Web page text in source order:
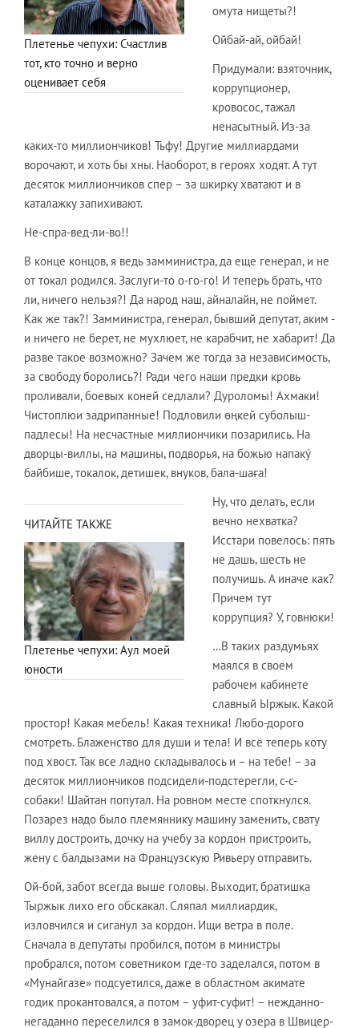
Плетенье чепухи: Счастлив
тот, кто точно и верно
оценивает себя
омута нищеты?!
Ойбай-ай, ойбай!
Придумали: взяточник,
коррупционер,
кровосос, тажал
ненасытный. Из-за
каких-то миллиончиков! Тьфу! Другие миллиардами
ворочают, и хоть бы хны. Наоборот, в героях ходят. А тут
десяток миллиончиков спер – за шкирку хватают и в
каталажку запихивают.
Не-спра-вед-ли-во!!
В конце концов, я ведь замминистра, да еще генерал, и не
от токал родился. Заслуги-то о-го-го! И теперь брать, что
ли, ничего нельзя?! Да народ наш, айналайн, не поймет.
Как же так?! Замминистра, генерал, бывший депутат, аким -
и ничего не берет, не мухлюет, не карабчит, не хабарит! Да
разве такое возможно? Зачем же тогда за независимость,
за свободу боролись?! Ради чего наши предки кровь
проливали, боевых коней седлали? Дуроломы! Ахмаки!
Чистоплюи задрипанные! Подловили өңкей суболыш-
падлесы! На несчастные миллиончики позарились. На
дворцы-виллы, на машины, подворья, на божью напакý
байбише, токалок, детишек, внуков, бала-шаға!
ЧИТАЙТЕ ТАКЖЕ
Плетенье чепухи: Аул моей
юности
Ну, что делать, если
вечно нехватка?
Исстари повелось: пять
не дашь, шесть не
получишь. А иначе как?
Причем тут
коррупция? У, говнюки!
…В таких раздумьях
маялся в своем
рабочем кабинете
славный Ыржык. Какой
простор! Какая мебель! Какая техника! Любо-дорого
смотреть. Блаженство для души и тела! И всё теперь коту
под хвост. Так все ладно складывалось и – на тебе! – за
десяток миллиончиков подсидели-подстерегли, с-с-
собаки! Шайтан попутал. На ровном месте споткнулся.
Позарез надо было племяннику машину заменить, свату
виллу достроить, дочку на учебу за кордон пристроить,
жену с балдызами на Французскую Ривьеру отправить.
Ой-бой, забот всегда выше головы. Выходит, братишка
Тыржык лихо его обскакал. Сляпал миллиардик,
изловчился и сиганул за кордон. Ищи ветра в поле.
Сначала в депутаты пробился, потом в министры
пробрался, потом советником где-то заделался, потом в
«Мунайгазе» подсуетился, даже в областном акимате
годик прокантовался, а потом – уфит-суфит! – нежданно-
негаданно переселился в замок-дворец у озера в Швицер-